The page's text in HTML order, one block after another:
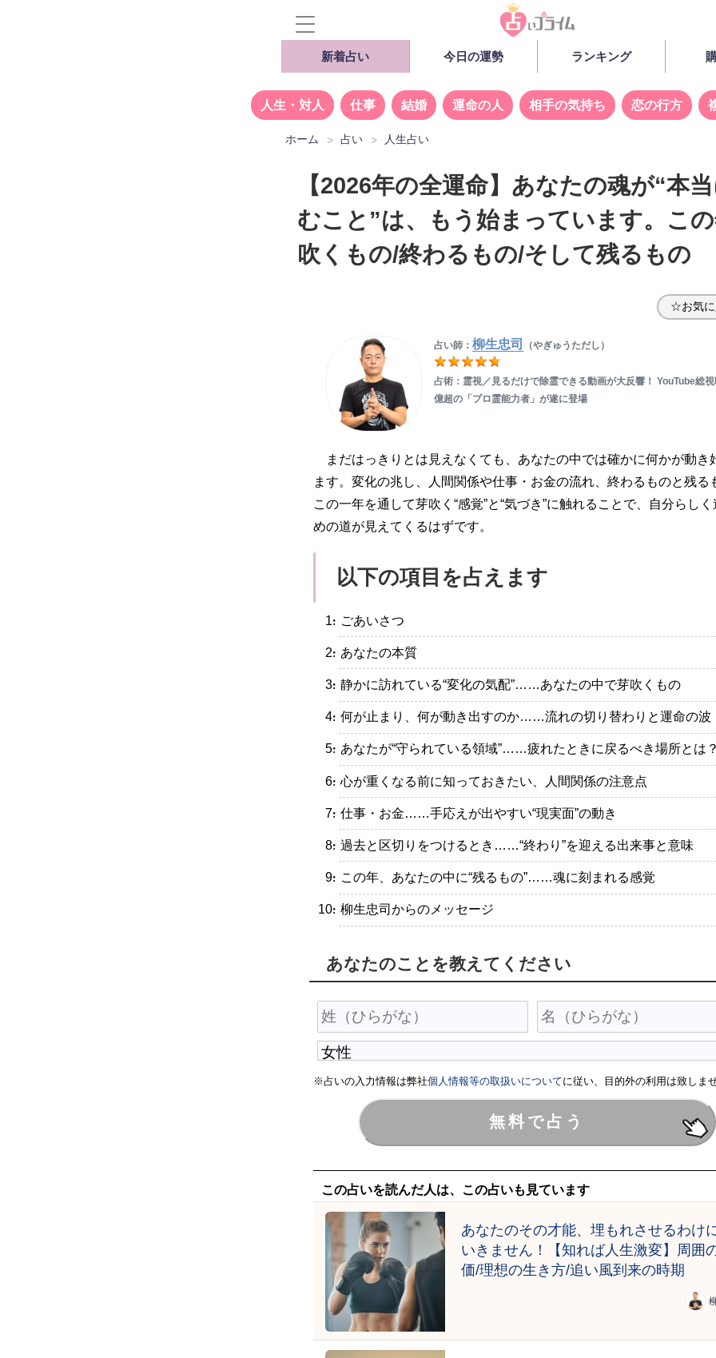
新着占い 今日の運勢 ランキング
人生・対人 仕事 結婚 運命の人 相手の気持ち 恋の行方
ホーム 占い 人生占い
【2026年の全運命】あなたの魂が“本
むこと”は、もう始まっています。こ
吹くもの/終わるもの/そして残るもの
☆お気に
占い師： 柳生忠司 （やぎゅうただし）
占術：霊視／見るだけで除霊できる動画が大反響！ YouTube総
億超の「プロ霊能力者」が遂に登場
まだはっきりとは見えなくても、あなたの中では確かに何かが動き
ます。変化の兆し、人間関係や仕事・お金の流れ、終わるものと残
この一年を通して芽吹く“感覚”と“気づき”に触れることで、自分らし
めの道が見えてくるはずです。
以下の項目を占えます
・ごあいさつ
・あなたの本質
・静かに訪れている“変化の気配”……あなたの中で芽吹くもの
・何が止まり、何が動き出すのか……流れの切り替わりと運命の波
・あなたが“守られている領域”……疲れたときに戻るべき場所とは
・心が重くなる前に知っておきたい、人間関係の注意点
・仕事・お金……手応えが出やすい“現実面”の動き
・過去と区切りをつけるとき……“終わり”を迎える出来事と意味
・この年、あなたの中に“残るもの”……魂に刻まれる感覚
・柳生忠司からのメッセージ
あなたのことを教えてください
※占いの入力情報は弊社個人情報等の取扱いについてに従い、目的外の利用は致しま
この占いを読んだ人は、この占いも見ています
あなたのその才能、埋もれさせるわけ
いきません！【知れば人生激変】周囲
価/理想の生き方/追い風到来の時期